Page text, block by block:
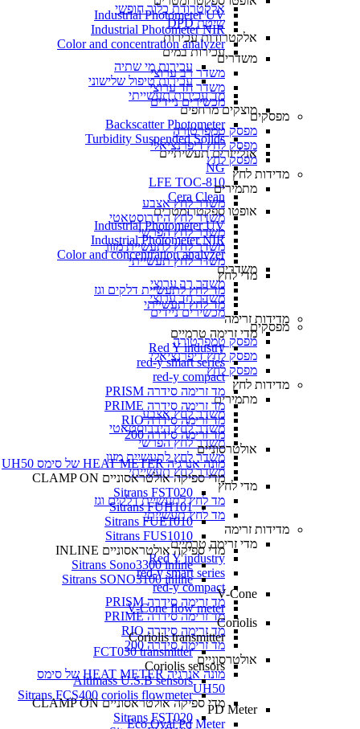
אלקטרודת כלור חופשי
שיטת DPD
אלקטרודות עכירות
עכירות במים
עכירות מי שתיה
עכירות טיפול שלישוני
מד עכירות תעשייתי
מוצקים מרחפים
Backscatter Photometer
Turbidity Suspended Solids
אנלייזרים תעשיתיים
NG
LFE TOC-810
Cera Clean​
אופטו ספקטרומטרים
Industrial Photometer UV
Industrial Photometer NIR
Color and concentration analyzer
משדרים
משדר רב ערוצי
משדר חד ערוצי
מכשירים ניידים
מפסקים
מפסק טמפרטורה
מפסק לחץ דיפרנציאלי
מפסק לחץ
מדידות לחץ
מתמירים
משדר לחץ אצבע
משדר לחץ הידרוסטאטי
משדר לחץ הפרשי
משדר לחץ לתעשיית מזון
משדר לחץ תעשייתי
מדי לחץ
מד לחץ לתעשיית דלקים וגז
מד לחץ תעשייתי
מדידות זרימה
מדי זרימה טרמיים
Red Y industry
red-y smart series
red-y compact
מד זרימה סידרה PRISM
מד זרימה סידרה PRIME
מד זרימה סידרה RIO
מד זרימה סידרה 200
אולטרסוניים
מונה אנרגיה HEAT METER של סימס
UH50
מדי ספיקה אולטראסוניים CLAMP ON
Sitrans FST020
Industrial Photometer UV
Industrial Photometer NIR
Color and concentration analyzer
משדרים
משדר רב ערוצי
משדר חד ערוצי
מכשירים ניידים
מפסקים
מפסק טמפרטורה
מפסק לחץ דיפרנציאלי
מפסק לחץ
מדידות לחץ
מתמירים
משדר לחץ אצבע
משדר לחץ הידרוסטאטי
משדר לחץ הפרשי
משדר לחץ לתעשיית מזון
משדר לחץ תעשייתי
מדי לחץ
מד לחץ לתעשיית דלקים וגז
מד לחץ תעשייתי
מדידות זרימה
מדי זרימה טרמיים
Red Y industry
red-y smart series
red-y compact
מד זרימה סידרה PRISM
מד זרימה סידרה PRIME
מד זרימה סידרה RIO
מד זרימה סידרה 200
אולטרסוניים
מונה אנרגיה HEAT METER של סימס UH50
מדי ספיקה אולטראסוניים CLAMP ON
Sitrans FST020
Sitrans FUH101
Sitrans FUE1010
Sitrans FUS1010
מדי ספיקה אולטראסוניים INLINE
Sitrans Sono3300 inline
Sitrans SONO3100 inline
V-Cone
V-Cone flow meter
Coriolis
Coriolis transmitter
FCT030 transmitter
Coriolis sensors
Altimass U.S.B sensors
Sitrans FCS400 coriolis flowmeter
PD Meter
Eco Oval Pd Meter